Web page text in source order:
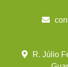
R. Júlio